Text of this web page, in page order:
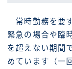
常時勤務を要
緊急の場合や臨
を超えない期間
めています（一